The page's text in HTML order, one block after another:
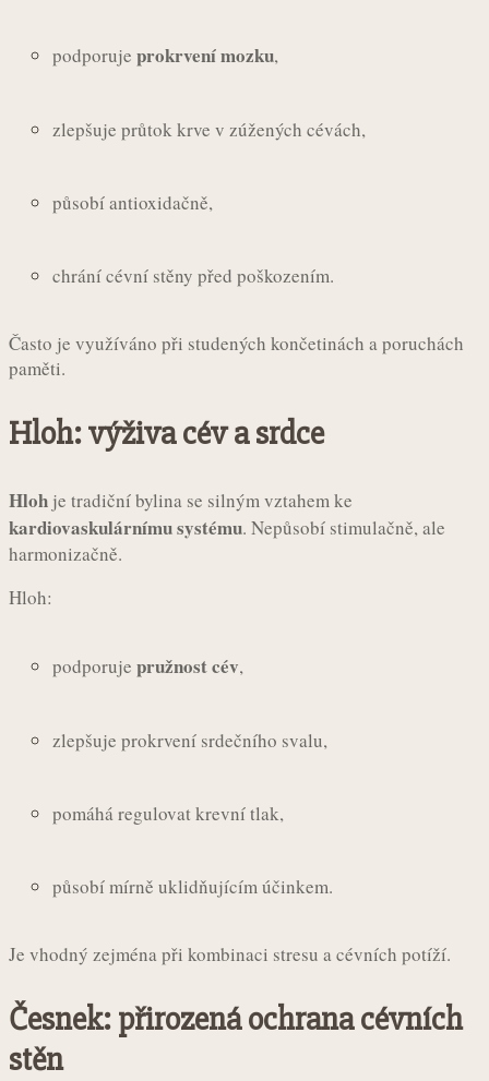
podporuje prokrvení mozku,
zlepšuje průtok krve v zúžených cévách,
působí antioxidačně,
chrání cévní stěny před poškozením.
Často je využíváno při studených končetinách a poruchách
paměti.
Hloh: výživa cév a srdce
Hloh je tradiční bylina se silným vztahem ke
kardiovaskulárnímu systému. Nepůsobí stimulačně, ale
harmonizačně.
Hloh:
podporuje pružnost cév,
zlepšuje prokrvení srdečního svalu,
pomáhá regulovat krevní tlak,
působí mírně uklidňujícím účinkem.
Je vhodný zejména při kombinaci stresu a cévních potíží.
Česnek: přirozená ochrana cévních
stěn